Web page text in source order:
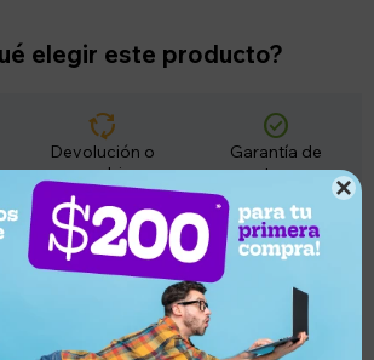

elegir este producto?
cycle
Devolución o
cambio
check_circle
Garantía de
entrega